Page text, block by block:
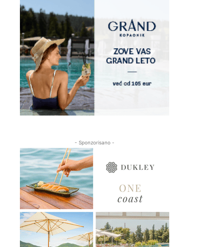
- Sponzorisano -